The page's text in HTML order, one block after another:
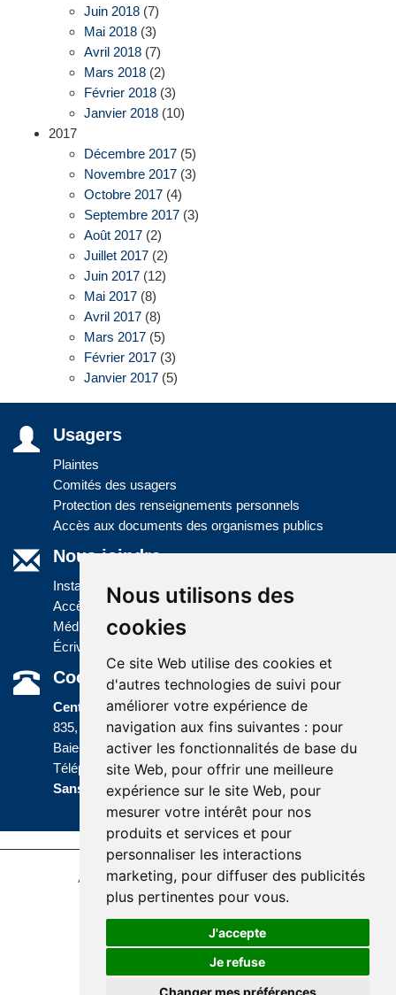
Nous utilisons des
cookies
Ce site Web utilise des cookies et
d'autres technologies de suivi pour
améliorer votre expérience de
navigation aux fins suivantes : pour
activer les fonctionnalités de base du
site Web, pour offrir une meilleure
expérience sur le site Web, pour
mesurer votre intérêt pour nos
produits et services et pour
personnaliser les interactions
marketing, pour diffuser des publicités
plus pertinentes pour vous.
J'accepte
Je refuse
Changer mes préférences
Juin 2018 (7)
Mai 2018 (3)
Avril 2018 (7)
Mars 2018 (2)
Février 2018 (3)
Janvier 2018 (10)
2017
Décembre 2017 (5)
Novembre 2017 (3)
Octobre 2017 (4)
Septembre 2017 (3)
Août 2017 (2)
Juillet 2017 (2)
Juin 2017 (12)
Mai 2017 (8)
Avril 2017 (8)
Mars 2017 (5)
Février 2017 (3)
Janvier 2017 (5)
Usagers
Plaintes
Comités des usagers
Protection des renseignements personnels
Accès aux documents des organismes publics
Nous joindre
Installations
Accès à l'information
Médias
Écrivez-nous
Coordonnées
Centre administratif
835, boulevard Jolliet
Baie-Comeau (Québec) G5C 1P5
Téléphone :418 589-9845 ou
Sans frais : 1 800 463-5142
Accessibilité Plan du site
Politique de confidentialité
Réalisation du site